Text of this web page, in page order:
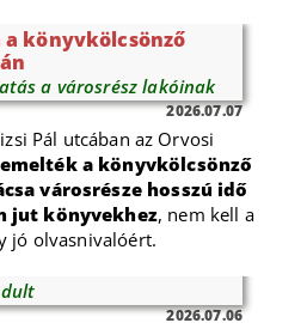
a könyvkölcsönző
a városrész lakóinak
2026.07.07
Pál utcában az Orvosi
a könyvkölcsönző
városrésze hosszú idő
jut könyvekhez, nem kell a
jó olvasnivalóért.
2026.07.06